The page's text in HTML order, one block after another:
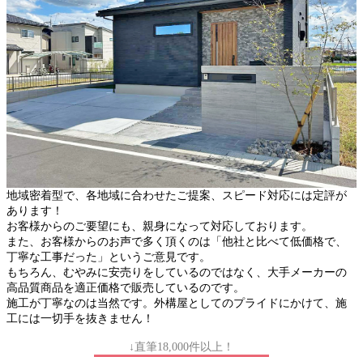
地域密着型で、各地域に合わせたご提案、スピード対応には定評が
あります！
お客様からのご要望にも、親身になって対応しております。
また、お客様からのお声で多く頂くのは「他社と比べて低価格で、
丁寧な工事だった」というご意見です。
もちろん、むやみに安売りをしているのではなく、大手メーカーの
高品質商品を適正価格で販売しているのです。
施工が丁寧なのは当然です。外構屋としてのプライドにかけて、施
工には一切手を抜きません！
↓直筆18,000件以上！